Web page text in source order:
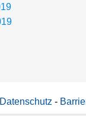
Datenschutz -